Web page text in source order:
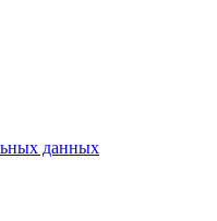
данных